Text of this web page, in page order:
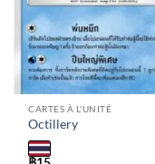
CARTES À L'UNITÉ
Octillery